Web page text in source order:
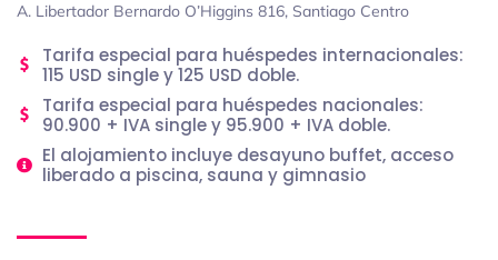
A. Libertador Bernardo O’Higgins 816, Santiago Centro
Tarifa especial para huéspedes internacionales:
115 USD single y 125 USD doble.
Tarifa especial para huéspedes nacionales:
90.900 + IVA single y 95.900 + IVA doble.
El alojamiento incluye desayuno buffet, acceso
liberado a piscina, sauna y gimnasio